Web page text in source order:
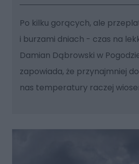
Po kilku gorących, ale
i burzami dniach - czas na
Damian Dąbrowski w
zapowiada, że przynajmniej
nas temperatury raczej